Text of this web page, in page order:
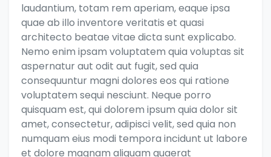
laudantium, totam rem aperiam, eaque ipsa
quae ab illo inventore veritatis et quasi
architecto beatae vitae dicta sunt explicabo.
Nemo enim ipsam voluptatem quia voluptas sit
aspernatur aut odit aut fugit, sed quia
consequuntur magni dolores eos qui ratione
voluptatem sequi nesciunt. Neque porro
quisquam est, qui dolorem ipsum quia dolor sit
amet, consectetur, adipisci velit, sed quia non
numquam eius modi tempora incidunt ut labore
et dolore magnam aliquam quaerat